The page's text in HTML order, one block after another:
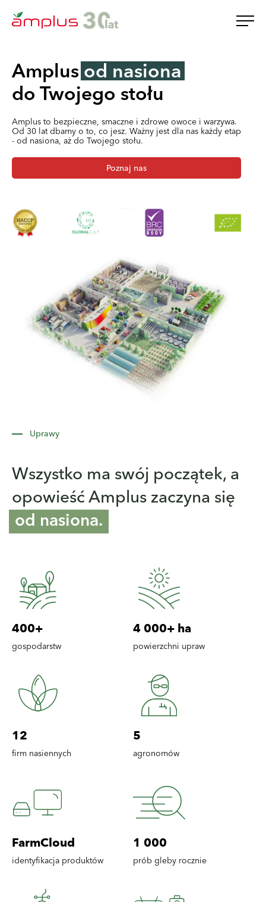
Certyfikowana jakość
+48 12 620 34 50
Amplus od nasiona
do Twojego stołu
Amplus to bezpieczne, smaczne i zdrowe owoce i warzywa.
Od 30 lat dbamy o to, co jesz. Ważny jest dla nas każdy etap
- od nasiona, aż do Twojego stołu.
Poznaj nas
Uprawy
Wszystko ma swój początek, a
opowieść Amplus zaczyna się
od nasiona.
400+
gospodarstw
4 000+ ha
powierzchni upraw
12
firm nasiennych
5
agronomów
FarmCloud
identyfikacja produktów
1 000
prób gleby rocznie